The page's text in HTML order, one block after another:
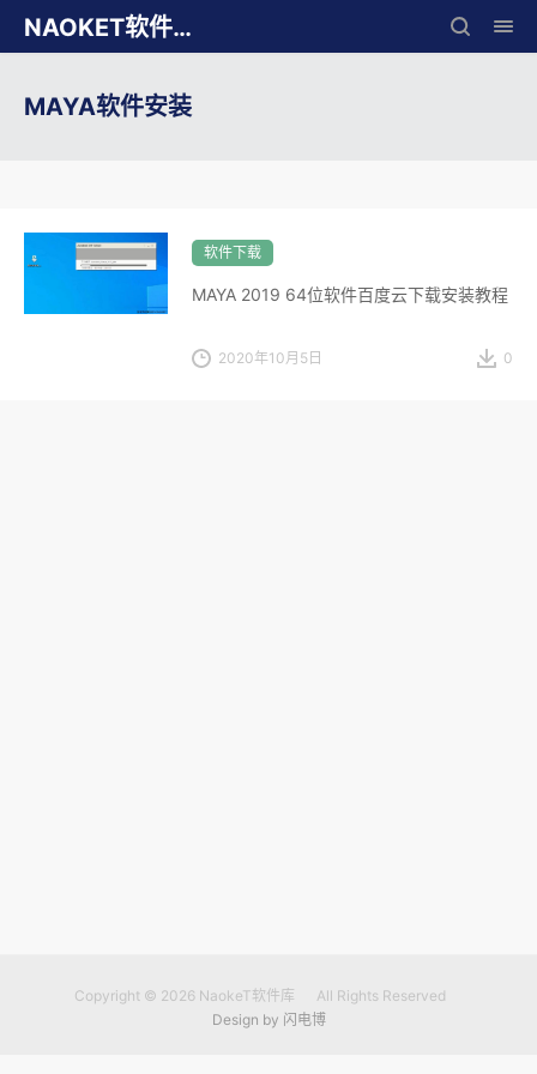
NAOKET软件库
MAYA软件安装
软件下载
MAYA 2019 64位软件百度云下载安装教程
2020年10月5日 0
Copyright © 2026 NaokeT软件库
All Rights Reserved
Design by 闪电博